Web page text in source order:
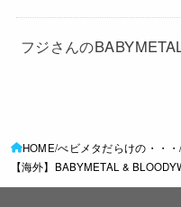
フジさんの
HOME べビメタだらけの・・・
【海外】BABYMETAL &